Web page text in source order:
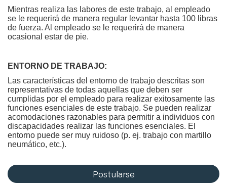
Mientras realiza las labores de este trabajo, al empleado
se le requerirá de manera regular levantar hasta 100 libras
de fuerza. Al empleado se le requerirá de manera
ocasional estar de pie.
ENTORNO DE TRABAJO:
Las características del entorno de trabajo descritas son
representativas de todas aquellas que deben ser
cumplidas por el empleado para realizar exitosamente las
funciones esenciales de este trabajo. Se pueden realizar
acomodaciones razonables para permitir a individuos con
discapacidades realizar las funciones esenciales. El
entorno puede ser muy ruidoso (p. ej. trabajo con martillo
neumático, etc.).
Postularse